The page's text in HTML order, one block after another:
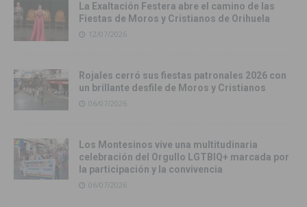
La Exaltación Festera abre el camino de las
Fiestas de Moros y Cristianos de Orihuela
12/07/2026
Rojales cerró sus fiestas patronales 2026 con
un brillante desfile de Moros y Cristianos
06/07/2026
Los Montesinos vive una multitudinaria
celebración del Orgullo LGTBIQ+ marcada por
la participación y la convivencia
06/07/2026